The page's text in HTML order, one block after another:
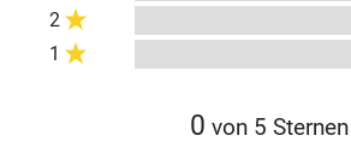
2
1
0 von 5 Sternen